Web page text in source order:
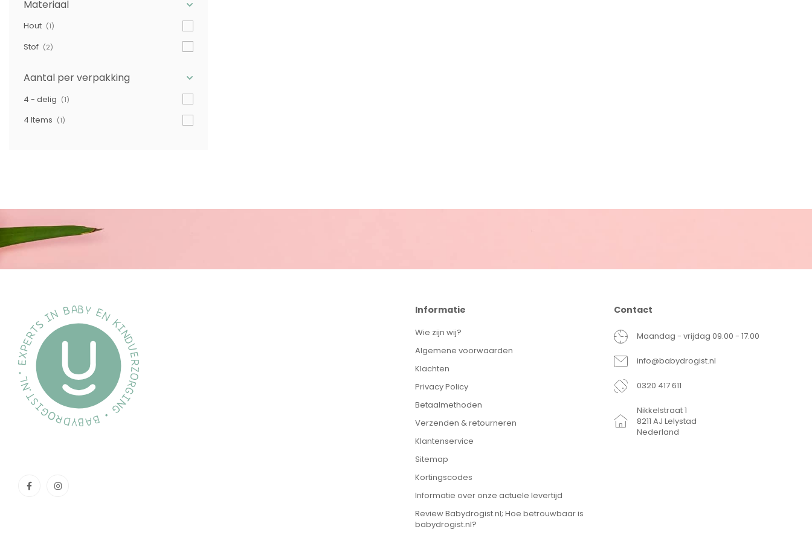
Materiaal
Hout (1)
Stof (2)
Aantal per verpakking
4 - delig (1)
4 Items (1)
Informatie
Wie zijn wij?
Algemene voorwaarden
Klachten
Privacy Policy
Betaalmethoden
Verzenden & retourneren
Klantenservice
Sitemap
Kortingscodes
Informatie over onze actuele levertijd
Review Babydrogist.nl; Hoe betrouwbaar is
babydrogist.nl?
Contact
Maandag - vrijdag 09.00 - 17.00
info@babydrogist.nl
0320 417 611
Nikkelstraat 1
8211 AJ Lelystad
Nederland